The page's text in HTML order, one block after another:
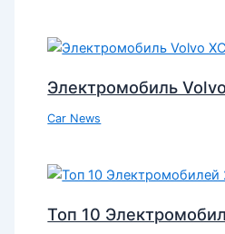
Электромобиль
Car News
Топ 10